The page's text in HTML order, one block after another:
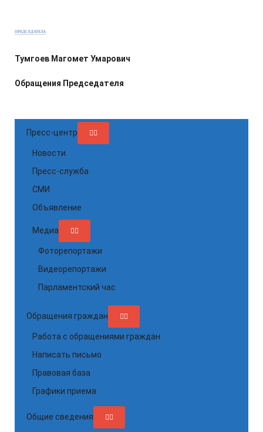
ПРЕДСЕДАТЕЛЬ
Тумгоев Магомет Умарович
Обращения Председателя
Пресс-центр
Новости
Пресс-служба
СМИ
Объявление
Медиа
Фоторепортажи
Видеорепортажи
Парламентский час
Обращения граждан
Работа с обращениями граждан
Написать письмо
Правовая база
Графики приема
Общие сведения